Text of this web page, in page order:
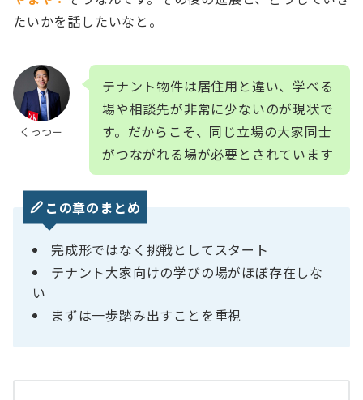
たいかを話したいなと。
くっつー
テナント物件は居住用と違い、学べる
場や相談先が非常に少ないのが現状で
す。だからこそ、同じ立場の大家同士
がつながれる場が必要とされています
この章のまとめ
完成形ではなく挑戦としてスタート
テナント大家向けの学びの場がほぼ存在しな
い
まずは一歩踏み出すことを重視